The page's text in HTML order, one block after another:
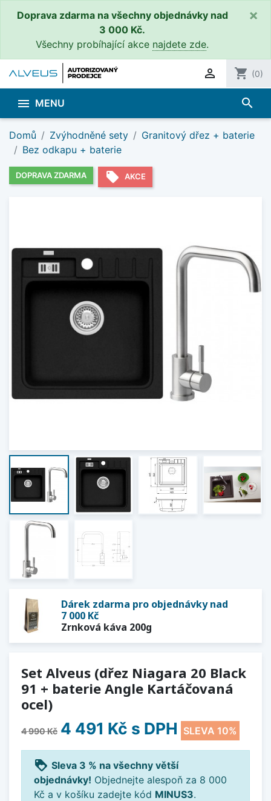
Doprava zdarma na všechny objednávky nad
3 000 Kč.
Všechny probíhající akce najdete zde.
×
 shopping_cart (0)
 MENU search
Domů Zvýhodněné sety
Granitový dřez + baterie
Bez odkapu + baterie
DOPRAVA ZDARMA local_offer AKCE
Dárek zdarma pro objednávky nad
7 000 Kč
Zrnková káva 200g
Set Alveus (dřez Niagara 20 Black
91 + baterie Angle Kartáčovaná
ocel)
4 990 Kč 4 491 Kč s DPH SLEVA 10%
loyalty Sleva 3 % na všechny větší
objednávky! Objednejte alespoň za 8 000
Kč a v košíku zadejte kód MINUS3.